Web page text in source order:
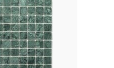
Mosaic